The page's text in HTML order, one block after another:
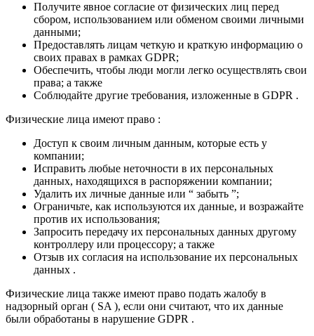
Получите явное согласие от физических лиц перед
сбором, использованием или обменом своими личными
данными;
Предоставлять лицам четкую и краткую информацию о
своих правах в рамках GDPR;
Обеспечить, чтобы люди могли легко осуществлять свои
права; а также
Соблюдайте другие требования, изложенные в GDPR .
Физические лица имеют право :
Доступ к своим личным данным, которые есть у
компании;
Исправить любые неточности в их персональных
данных, находящихся в распоряжении компании;
Удалить их личные данные или “ забыть ”;
Ограничьте, как используются их данные, и возражайте
против их использования;
Запросить передачу их персональных данных другому
контроллеру или процессору; а также
Отзыв их согласия на использование их персональных
данных .
Физические лица также имеют право подать жалобу в
надзорный орган ( SA ), если они считают, что их данные
были обработаны в нарушение GDPR .